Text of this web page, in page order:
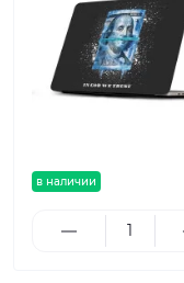
в наличии